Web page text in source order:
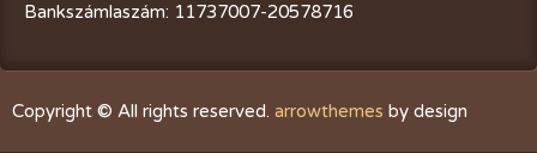
Bankszámlaszám: 11737007-20578716
Copyright © All rights reserved. arrowthemes by design